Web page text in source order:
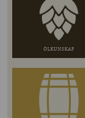
ÖLKUNSKAP